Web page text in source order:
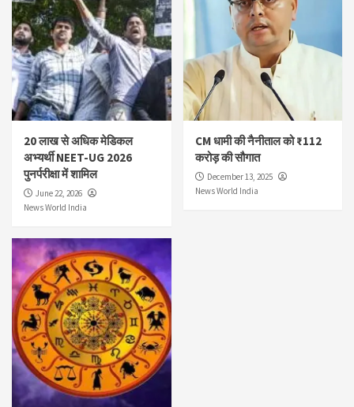
20 लाख से अधिक मेडिकल
अभ्यर्थी NEET-UG 2026
पुनर्परीक्षा में शामिल
June 22, 2026
News World India
CM धामी की नैनीताल को ₹112
करोड़ की सौगात
December 13, 2025
News World India